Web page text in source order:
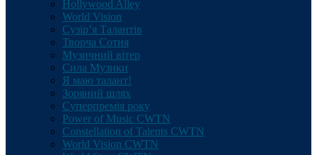
Hollywood Alley
World Vision
Сузір’я Талантів
Творча Сотня
Музичний вітер
Сила Музики
Я маю талант!
Зоряний шлях
Суперпремія року
Power of Music CWTN
Constellation of Talents CWTN
World Vision CWTN